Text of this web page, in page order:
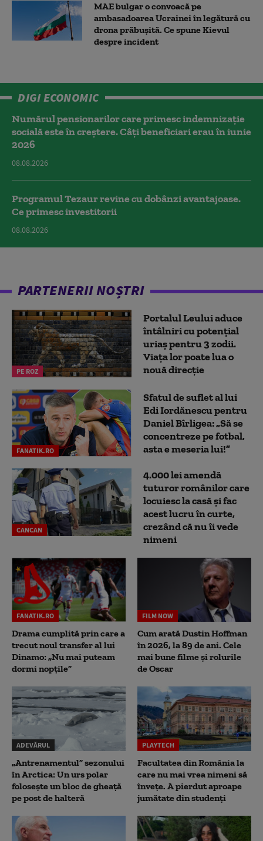
MAE bulgar o convoacă pe
ambasadoarea Ucrainei în legătură cu
drona prăbuşită. Ce spune Kievul
despre incident
DIGI ECONOMIC
Numărul pensionarilor care primesc indemnizaţie
socială este în creștere. Câți beneficiari erau în iunie
2026
08.08.2026
Programul Tezaur revine cu dobânzi avantajoase.
Ce primesc investitorii
08.08.2026
PARTENERII NOȘTRI
PE ROZ
Portalul Leului aduce
întâlniri cu potențial
uriaș pentru 3 zodii.
Viața lor poate lua o
nouă direcție
FANATIK.RO
Sfatul de suflet al lui
Edi Iordănescu pentru
Daniel Bîrligea: „Să se
concentreze pe fotbal,
asta e meseria lui!”
CANCAN
4.000 lei amendă
tuturor românilor care
locuiesc la casă și fac
acest lucru în curte,
crezând că nu îi vede
nimeni
FANATIK.RO
Drama cumplită prin care a
trecut noul transfer al lui
Dinamo: „Nu mai puteam
dormi nopțile”
FILM NOW
Cum arată Dustin Hoffman
în 2026, la 89 de ani. Cele
mai bune filme și rolurile
de Oscar
ADEVĂRUL
„Antrenamentul” sezonului
în Arctica: Un urs polar
folosește un bloc de gheață
pe post de halteră
PLAYTECH
Facultatea din România la
care nu mai vrea nimeni să
înveţe. A pierdut aproape
jumătate din studenţi